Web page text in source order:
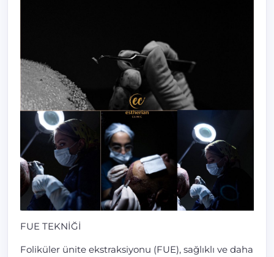
FUE TEKNİĞİ
Foliküler ünite ekstraksiyonu (FUE), sağlıklı ve daha